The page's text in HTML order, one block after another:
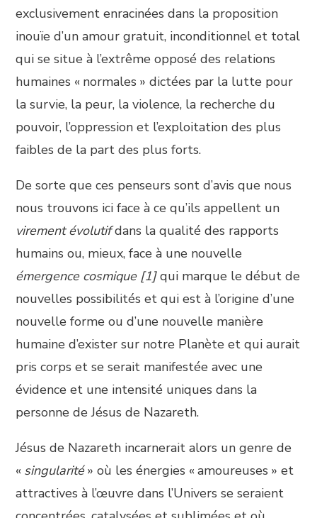
exclusivement enracinées dans la proposition
inouïe d’un amour gratuit, inconditionnel et total
qui se situe à l’extrême opposé des relations
humaines « normales » dictées par la lutte pour
la survie, la peur, la violence, la recherche du
pouvoir, l’oppression et l’exploitation des plus
faibles de la part des plus forts.
De sorte que ces penseurs sont d’avis que nous
nous trouvons ici face à ce qu’ils appellent un
virement évolutifdans la qualité des rapports
humains ou, mieux, face à une nouvelle
émergence cosmique [1]qui marque le début de
nouvelles possibilités et qui est à l’origine d’une
nouvelle forme ou d’une nouvelle manière
humaine d’exister sur notre Planète et qui aurait
pris corps et se serait manifestée avec une
évidence et une intensité uniques dans la
personne de Jésus de Nazareth.
Jésus de Nazareth incarnerait alors un genre de
« singularité» où les énergies « amoureuses » et
attractives à l’œuvre dans l’Univers se seraient